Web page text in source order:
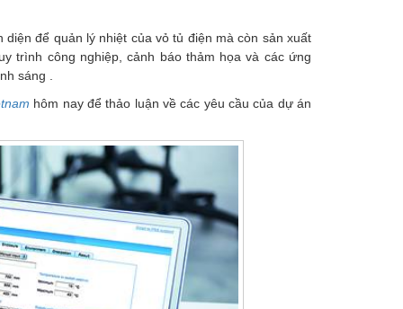
để quản lý nhiệt của vỏ tủ điện mà còn sản xuất
trình công nghiệp, cảnh báo thảm họa và các ứng
sáng .
hôm nay để thảo luận về các yêu cầu của dự án